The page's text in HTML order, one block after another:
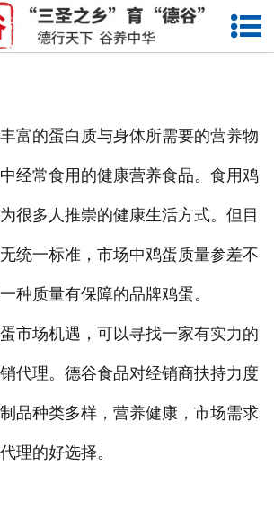
网站首页
产品中心
新闻中心
走进德谷
招商加盟
的蛋白质与身体所需要的营养物
经常食用的健康营养食品。食用鸡
很多人推崇的健康生活方式。但目
统一标准，市场中鸡蛋质量参差不
种质量有保障的品牌鸡蛋。
场机遇，可以寻找一家有实力的
代理。德谷食品对经销商扶持力度
品种类多样，营养健康，市场需求
理的好选择。